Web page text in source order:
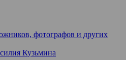
фотографов и других
Кузьмина